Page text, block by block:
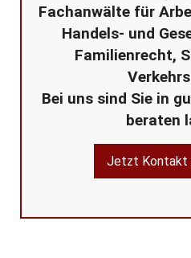
Fachanwälte für
Handels- und
Familienrecht,
Bei uns sind Sie in
beraten
Jetzt Kontakt